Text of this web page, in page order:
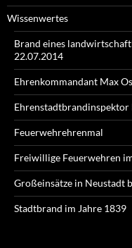
Wissenwertes
Brand eines
22.07.2014
Ehrenkommandant Max
Ehrenstadtbrandinspektor
Feuerwehrehrenmal
Freiwillige Feuerwehren
Großeinsätze in Neustadt
Stadtbrand im Jahre 1839